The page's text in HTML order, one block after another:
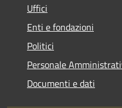
Uffici
Enti e fondazioni
Politici
Personale
Documenti e dati